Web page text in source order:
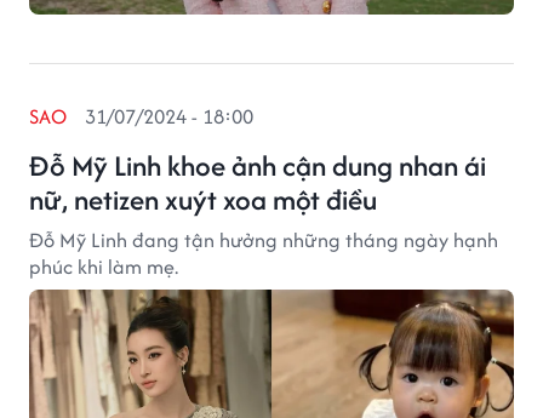
Đỗ Mỹ Linh khoe ảnh cận dung nhan ái
nữ, netizen xuýt xoa một điều
SAO 31/07/2024 - 18:00
Đỗ Mỹ Linh đang tận hưởng những tháng ngày hạnh
phúc khi làm mẹ.